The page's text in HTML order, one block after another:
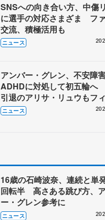
SNSへの向き合い方、中傷
に選手の対応さまざま フ
交流、積極活用も
ニュース
アンバー・グレン、不安障
ADHDに対処して初五輪へ
引退のアリサ・リュウもフ
ア米国代表入り
ニュース
16歳の石崎波奈、連続と単
回転半 高さある跳び方、
ー・グレン参考に
ニュース